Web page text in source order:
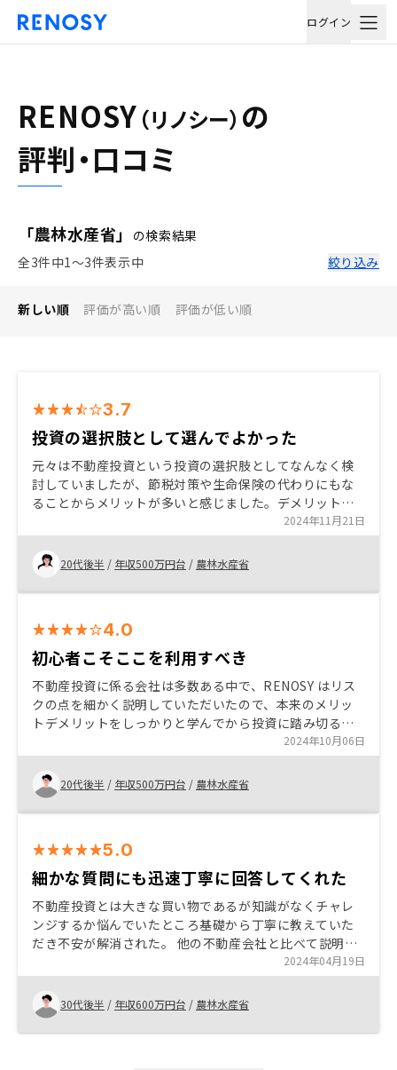
ログイン
RENOSY （リノシー） の
評判・口コミ
「農林水産省」
の検索結果
全3件中1〜3件表示中
絞り込み
新しい順 評価が高い順 評価が低い順
3.7
投資の選択肢として選んでよかった
元々は不動産投資という投資の選択肢としてなんなく検
討していましたが、節税対策や生命保険の代わりにもな
ることからメリットが多いと感じました。デメリットも
もちろんありますがリスクは許容範囲だったので問題な
いです。初期投資が10万円で済んだのもありがたかった
です。
2024年11月21日
20代後半 / 年収500万円台 / 農林水産省
4.0
初心者こそここを利用すべき
不動産投資に係る会社は多数ある中で、RENOSY はリス
クの点を細かく説明していただいたので、本来のメリッ
トデメリットをしっかりと学んでから投資に踏み切るこ
とができました。不動産投資について知識0の状態で初め
てお話を伺った際は何がわからないかわからない中、他
の顧客や自分と同じくらいの収入の方の例をだして話を
してくださり大変わかりやすかったです。
2024年10月06日
20代後半 / 年収500万円台 / 農林水産省
5.0
細かな質問にも迅速丁寧に回答してくれた
不動産投資とは大きな買い物であるが知識がなくチャレ
ンジするか悩んでいたところ基礎から丁寧に教えていた
だき不安が解消された。 他の不動産会社と比べて説明資
料も作り込まれており丁寧な説明であった。 契約手続に
ついても明確に説明していただいた。 担当営業の方はと
ても親身になって対応していただいた。細かな質問にも
迅速にかつ丁寧に対応していただき、不安をすぐに解消
することができた。面談の際はゆっくりと説明していた
2024年04月19日
30代後半 / 年収600万円台 / 農林水産省